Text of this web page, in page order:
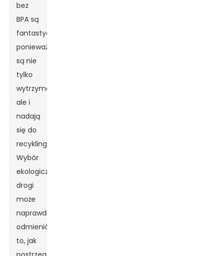
bez
BPA są
fantastyczne,
ponieważ
są nie
tylko
wytrzymałe,
ale i
nadają
się do
recyklingu!
Wybór
ekologicznej
drogi
może
naprawdę
odmienić
to, jak